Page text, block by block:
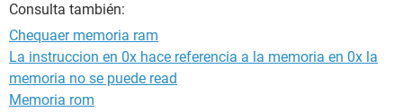
Consulta también:
Chequaer memoria ram
La instruccion en 0x hace referencia a la memoria en 0x la
memoria no se puede read
Memoria rom